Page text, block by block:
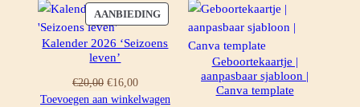
AANBIEDINGPRODUCT
IN
DE
UITVERKOOP
Kalender 2026 ‘Seizoens
leven’
€20,00 Oorspronkelijke
prijs
€16,00Huidige
prijs
Toevoegen aan winkelwagen
Geboortekaartje |
aanpasbaar sjabloon |
Canva template